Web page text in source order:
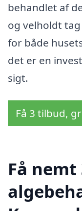
behandlet af
og velholdt
for både
det er en
sigt.
Få 3 tilbud,
Få